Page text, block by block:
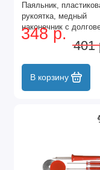
Паяльник,
рукоятка, медный
наконечник с
защитным
В, 60 W Matrix
348 р.
401
В корзину